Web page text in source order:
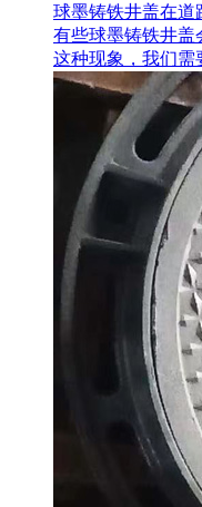
球墨铸铁井盖在道
有些球墨铸铁井盖
这种现象，我们需